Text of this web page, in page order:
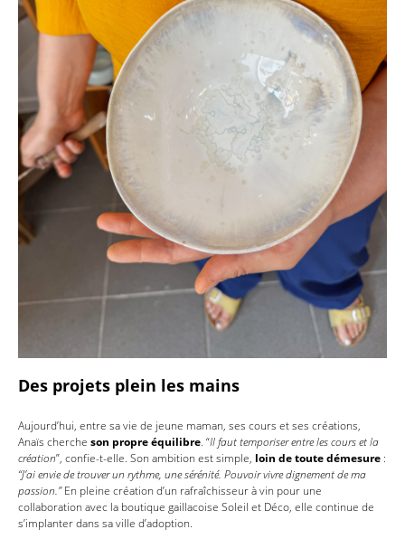
Des projets plein les mains
Aujourd’hui, entre sa vie de jeune maman, ses cours et ses créations,
Anaïs cherche son propre équilibre. “Il faut temporiser entre les cours et la
création”, confie-t-elle. Son ambition est simple, loin de toute démesure :
“J’ai envie de trouver un rythme, une sérénité. Pouvoir vivre dignement de ma
passion.”En pleine création d’un rafraîchisseur à vin pour une
collaboration avec la boutique gaillacoise Soleil et Déco, elle continue de
s’implanter dans sa ville d’adoption.